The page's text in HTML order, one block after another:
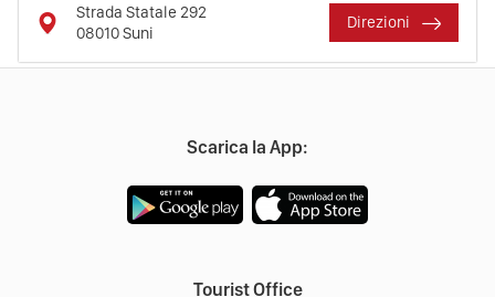
Strada Statale 292
08010Suni
Direzioni
Scarica la App:
Tourist Office